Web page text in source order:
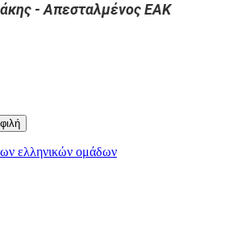
-Απεσταλμένος ΕΑΚ
ελληνικών ομάδων